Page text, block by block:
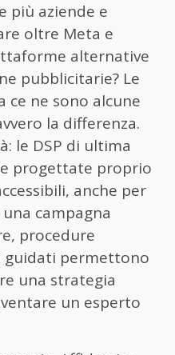
più aziende e
oltre Meta e
alternative
pubblicitarie? Le
ce ne sono alcune
la differenza.
le DSP di ultima
progettate proprio
anche per
campagna
procedure
guidati permettono
una strategia
un esperto